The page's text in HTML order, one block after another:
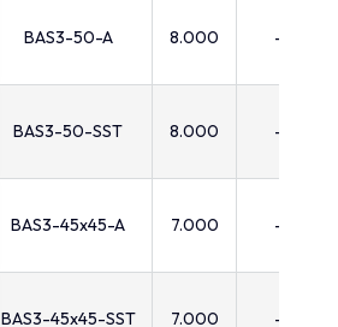
BAS3-50-A 8.000 -
BAS3-50-SST 8.000 -
BAS3-45x45-A 7.000 -
BAS3-45x45-SST 7.000 -